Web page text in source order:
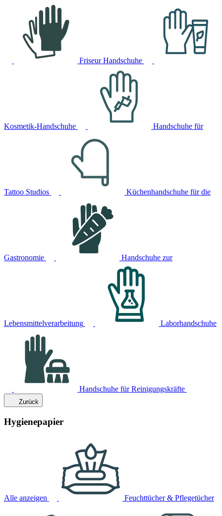
Friseur Handschuhe
Kosmetik-Handschuhe Handschuhe für
Tattoo Studios Küchenhandschuhe für die
Gastronomie Handschuhe zur
Lebensmittelverarbeitung Laborhandschuhe
Handschuhe für Reinigungskräfte
Zurück
Hygienepapier
Alle anzeigen Feuchttücher & Pflegetücher